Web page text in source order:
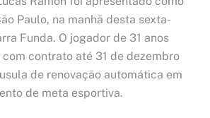
Paulo, na manhã desta sexta-
Funda. O jogador de 31 anos
contrato até 31 de dezembro
de renovação automática em
de meta esportiva.